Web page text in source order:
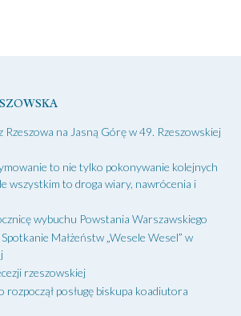
Rzeszowa na Jasną Górę w 49. Rzeszowskiej
to nie tylko pokonywanie kolejnych
wszystkim to droga wiary, nawrócenia i
wybuchu Powstania Warszawskiego
Małżeństw „Wesele Wesel” w
rzeszowskiej
posługę biskupa koadiutora